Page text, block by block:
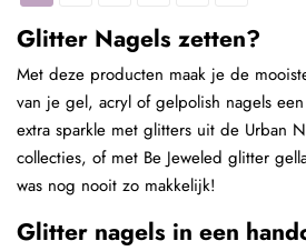
Glitter Nagels zetten?
Met deze producten maak je de
van je gel, acryl of gelpolish nagels
extra sparkle met glitters uit de Urban
collecties, of met Be Jeweled glitter
was nog nooit zo makkelijk!
Glitter nagels in een